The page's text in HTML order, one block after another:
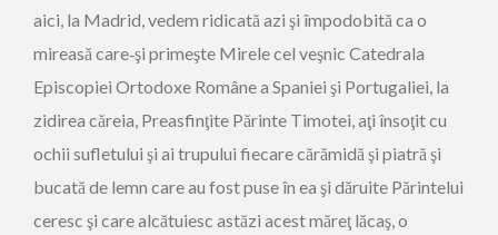
aici, la Madrid, vedem ridicată azi şi împodobită ca o
mireasă care‑şi primeşte Mirele cel veşnic Catedrala
Episcopiei Ortodoxe Române a Spaniei şi Portugaliei, la
zidirea căreia, Preasfinţite Părinte Timotei, aţi însoţit cu
ochii sufletului şi ai trupului fiecare cărămidă şi piatră şi
bucată de lemn care au fost puse în ea şi dăruite Părintelui
ceresc şi care alcătuiesc astăzi acest măreţ lăcaş, o